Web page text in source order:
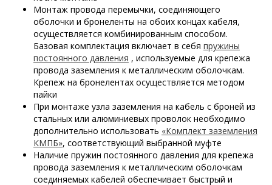
Монтаж провода перемычки, соединяющего
оболочки и бронеленты на обоих концах кабеля,
осуществляется комбинированным способом.
Базовая комплектация включает в себя пружины
постоянного давления , используемые для крепежа
провода заземления к металлическим оболочкам.
Крепеж на бронелентах осуществляется методом
пайки
При монтаже узла заземления на кабель с броней из
стальных или алюминиевых проволок необходимо
дополнительно использовать «Комплект заземления
КМПБ», соответствующий выбранной муфте
Наличие пружин постоянного давления для крепежа
провода заземления к металлическим оболочкам
соединяемых кабелей обеспечивает быстрый и